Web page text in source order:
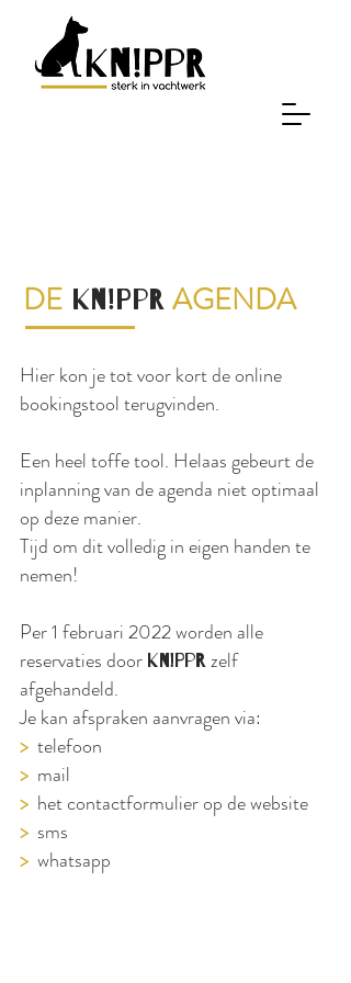
DE KN!PPR AGENDA
Hier kon je tot voor kort de online
bookingstool terugvinden.
Een heel toffe tool. Helaas gebeurt de
inplanning van de agenda niet optimaal
op deze manier.
Tijd om dit volledig in eigen handen te
nemen!
Per 1 februari 2022 worden alle
reservaties door KN!PPR zelf
afgehandeld.
Je kan afspraken aanvragen via:
> telefoon
> mail
> het contactformulier op de website
> sms
> whatsapp